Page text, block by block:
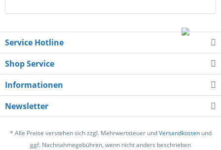
Service Hotline
Shop Service
Informationen
Newsletter
* Alle Preise verstehen sich zzgl. Mehrwertsteuer undVersandkostenund
ggf. Nachnahmegebühren, wenn nicht anders beschrieben